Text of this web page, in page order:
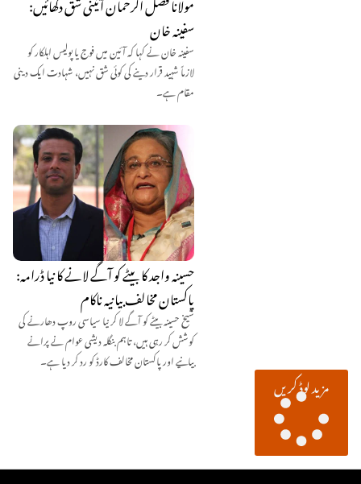
سفینہ خان
سفینہ خان نے کہا کہ آئین میں فوج یا پولیس اہلکار کو
لازماً شہید قرار دینے کی کوئی شق نہیں، شہادت ایک دینی
مقام ہے۔
حسینہ واجد کا بیٹے کو آگے لانے کا نیا ڈرامہ:
پاکستان مخالف بیانیہ ناکام
شیخ حسینہ بیٹے کو آگے لا کر نیا سیاسی روپ دھارنے کی
کوشش کر رہی ہیں، تاہم بنگلہ دیشی عوام نے پرانے
بیانیے اور پاکستان مخالف کارڈ کو رد کر دیا ہے۔
مزید لوڈ کریں